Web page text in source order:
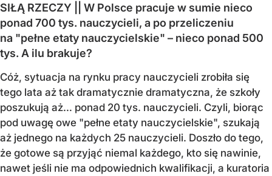
SIŁĄ RZECZY || W Polsce pracuje w sumie nieco
ponad 700 tys. nauczycieli, a po przeliczeniu
na "pełne etaty nauczycielskie" – nieco ponad 500
tys. A ilu brakuje?
Cóż, sytuacja na rynku pracy nauczycieli zrobiła się
tego lata aż tak dramatycznie dramatyczna, że szkoły
poszukują aż… ponad 20 tys. nauczycieli. Czyli, biorąc
pod uwagę owe "pełne etaty nauczycielskie", szukają
aż jednego na każdych 25 nauczycieli. Doszło do tego,
że gotowe są przyjąć niemal każdego, kto się nawinie,
nawet jeśli nie ma odpowiednich kwalifikacji, a kuratoria